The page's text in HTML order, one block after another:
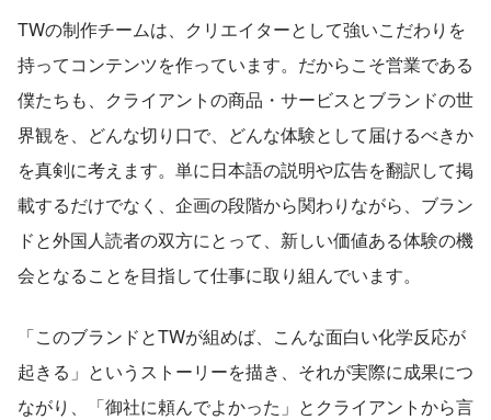
TWの制作チームは、クリエイターとして強いこだわりを
持ってコンテンツを作っています。だからこそ営業である
僕たちも、クライアントの商品・サービスとブランドの世
界観を、どんな切り口で、どんな体験として届けるべきか
を真剣に考えます。単に日本語の説明や広告を翻訳して掲
載するだけでなく、企画の段階から関わりながら、ブラン
ドと外国人読者の双方にとって、新しい価値ある体験の機
会となることを目指して仕事に取り組んでいます。
「このブランドとTWが組めば、こんな面白い化学反応が
起きる」というストーリーを描き、それが実際に成果につ
ながり、「御社に頼んでよかった」とクライアントから言